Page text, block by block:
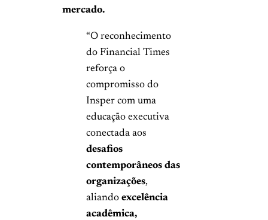
mercado.
“O reconhecimento
do Financial Times
reforça o
compromisso do
Insper com uma
educação executiva
conectada aos
desafios
contemporâneos das
organizações,
aliando excelência
acadêmica,